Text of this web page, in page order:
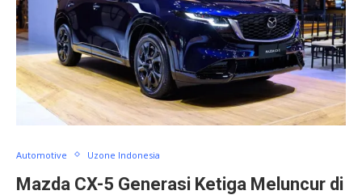
Automotive Uzone Indonesia
Mazda CX-5 Generasi Ketiga Meluncur di